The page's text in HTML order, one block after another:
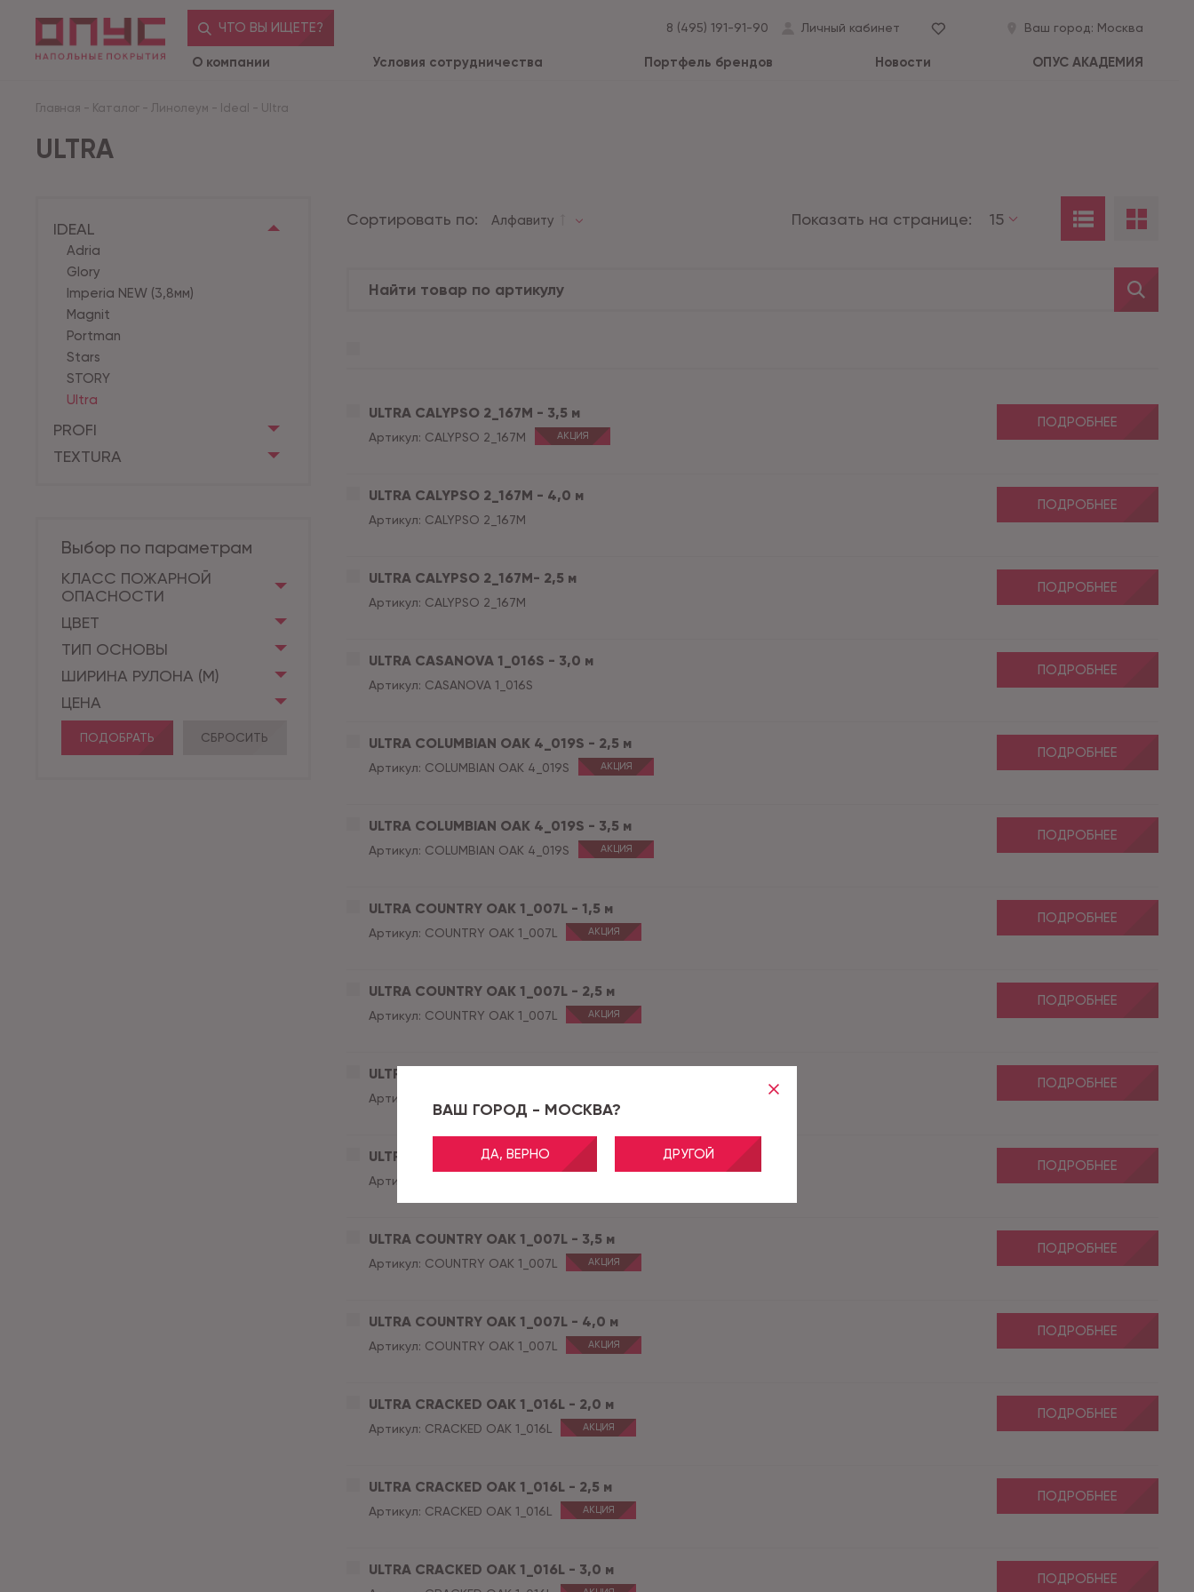
ВАШ ГОРОД - МОСКВА?
ДА, ВЕРНО ДРУГОЙ
ЧТО ВЫ ИЩЕТЕ? 8 (495) 191-91-90 Личный кабинет Ваш город: Москва
О компании Условия сотрудничества Портфель брендов Новости ОПУС АКАДЕМИЯ
Главная - Каталог - Линолеум - Ideal - Ultra
ULTRA
IDEAL
Adria
Glory
Imperia NEW (3,8мм)
Magnit
Portman
Stars
STORY
Ultra
PROFI
TEXTURA
Выбор по параметрам
КЛАСС ПОЖАРНОЙ
ОПАСНОСТИ
ЦВЕТ
ТИП ОСНОВЫ
ШИРИНА РУЛОНА (М)
ЦЕНА
ПОДОБРАТЬ СБРОСИТЬ
Сортировать по: Алфавиту Показать на странице: 15
ULTRA CALYPSO 2_167M - 3,5 м
Артикул: CALYPSO 2_167M АКЦИЯ
ПОДРОБНЕЕ
ULTRA CALYPSO 2_167M - 4,0 м
Артикул: CALYPSO 2_167M
ПОДРОБНЕЕ
ULTRA CALYPSO 2_167M- 2,5 м
Артикул: CALYPSO 2_167M
ПОДРОБНЕЕ
ULTRA CASANOVA 1_016S - 3,0 м
Артикул: CASANOVA 1_016S
ПОДРОБНЕЕ
ULTRA COLUMBIAN OAK 4_019S - 2,5 м
Артикул: COLUMBIAN OAK 4_019S АКЦИЯ
ПОДРОБНЕЕ
ULTRA COLUMBIAN OAK 4_019S - 3,5 м
Артикул: COLUMBIAN OAK 4_019S АКЦИЯ
ПОДРОБНЕЕ
ULTRA COUNTRY OAK 1_007L - 1,5 м
Артикул: COUNTRY OAK 1_007L АКЦИЯ
ПОДРОБНЕЕ
ULTRA COUNTRY OAK 1_007L - 2,5 м
Артикул: COUNTRY OAK 1_007L АКЦИЯ
ПОДРОБНЕЕ
ULTRA COUNTRY OAK 1_007L - 3,0 м
Артикул:
ПОДРОБНЕЕ
ULTRA COUNTRY OAK 1_007L - 3,15 м
Артикул:
ПОДРОБНЕЕ
ULTRA COUNTRY OAK 1_007L - 3,5 м
Артикул: COUNTRY OAK 1_007L АКЦИЯ
ПОДРОБНЕЕ
ULTRA COUNTRY OAK 1_007L - 4,0 м
Артикул: COUNTRY OAK 1_007L АКЦИЯ
ПОДРОБНЕЕ
ULTRA CRACKED OAK 1_016L - 2,0 м
Артикул: CRACKED OAK 1_016L АКЦИЯ
ПОДРОБНЕЕ
ULTRA CRACKED OAK 1_016L - 2,5 м
Артикул: CRACKED OAK 1_016L АКЦИЯ
ПОДРОБНЕЕ
ULTRA CRACKED OAK 1_016L - 3,0 м
ПОДРОБНЕЕ